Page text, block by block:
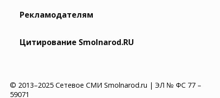
Рекламодателям
Цитирование Smolnarod.RU
© 2013–2025 Сетевое СМИ Smolnarod.ru | ЭЛ № ФС 77 –
59071